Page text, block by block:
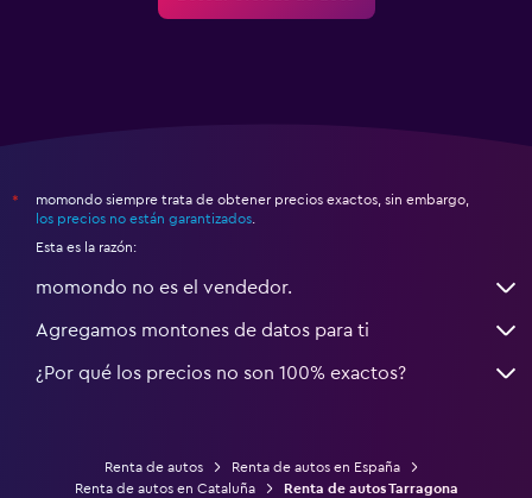
*
momondo siempre trata de obtener precios exactos, sin embargo,
los precios no están garantizados.
Esta es la razón:
momondo no es el vendedor.
Agregamos montones de datos para ti
¿Por qué los precios no son 100% exactos?
Renta de autos
Renta de autos en España
Renta de autos en Cataluña
Renta de autos Tarragona